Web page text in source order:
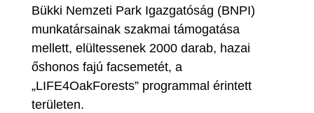
Bükki Nemzeti Park Igazgatóság (BNPI)
munkatársainak szakmai támogatása
mellett, elültessenek 2000 darab, hazai
őshonos fajú facsemetét, a
„LIFE4OakForests” programmal érintett
területen.